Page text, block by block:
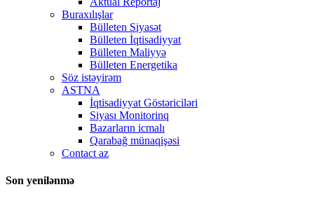
Buraxılışlar
Bülleten Siyasət
Bülleten İqtisadiyyat
Bülleten Maliyyə
Bülleten Energetika
Söz istəyirəm
ASTNA
İqtisadiyyat Göstəriciləri
Siyası Monitorinq
Bazarların icmalı
Qarabağ münaqişəsi
Contact az
Son yenilənmə